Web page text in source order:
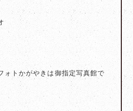
ォトかがやきは御指定写真館で